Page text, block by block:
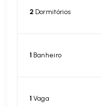
2 Dormitórios
1 Banheiro
1 Vaga